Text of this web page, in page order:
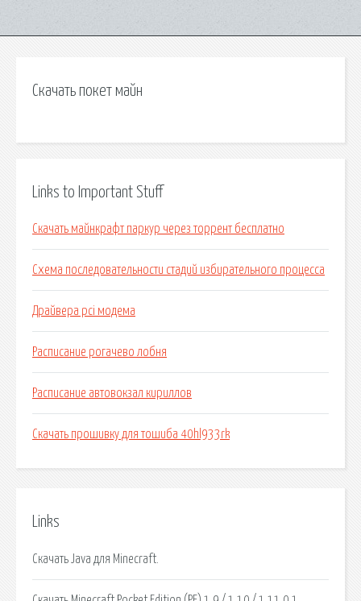
Скачать покет майн
Links to Important Stuff
Скачать майнкрафт паркур через торрент бесплатно
Схема последовательности стадий избирательного процесса
Драйвера pci модема
Расписание рогачево лобня
Расписание автовокзал кириллов
Скачать прошивку для тошиба 40hl933rk
Links
Скачать Java для Minecraft.